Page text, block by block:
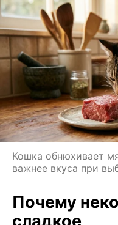
Кошка обнюхивает
важнее вкуса при
Почему
сладкое